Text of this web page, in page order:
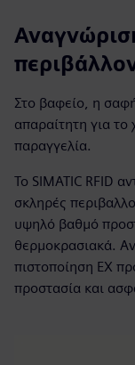
Στο βαφείο, η
απαραίτητη για
παραγγελία.
Το SIMATIC RFID
σκληρές
υψηλό βαθμό
θερμοκρασιακά.
πιστοποίηση EX
προστασία και